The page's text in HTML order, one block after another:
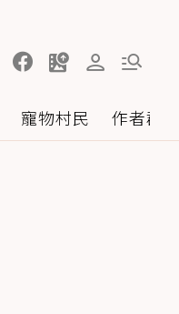
寵物村民 作者群